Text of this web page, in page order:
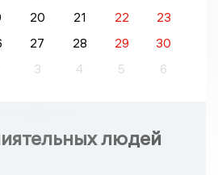
20 21 22
23
27 28 29
30
3 4 5 6
людей